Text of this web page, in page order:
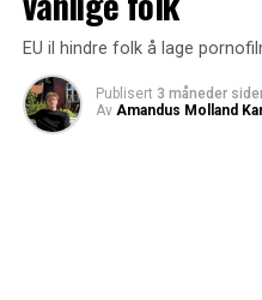
EU il hindre folk å lage
Publisert 3 måneder
Av Amandus Molland